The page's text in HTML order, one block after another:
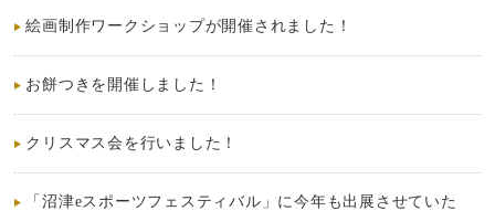
絵画制作ワークショップが開催されました！
お餅つきを開催しました！
クリスマス会を行いました！
「沼津eスポーツフェスティバル」に今年も出展させていた